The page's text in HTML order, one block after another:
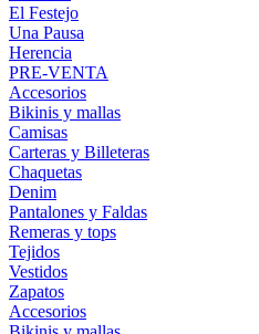
El Festejo
Una Pausa
Herencia
PRE-VENTA
Accesorios
Bikinis y mallas
Camisas
Carteras y Billeteras
Chaquetas
Denim
Pantalones y Faldas
Remeras y tops
Tejidos
Vestidos
Zapatos
Accesorios